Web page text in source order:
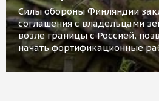
Силы обороны Финляндии
соглашения с владельцами
возле границы с Россией,
начать фортификационные